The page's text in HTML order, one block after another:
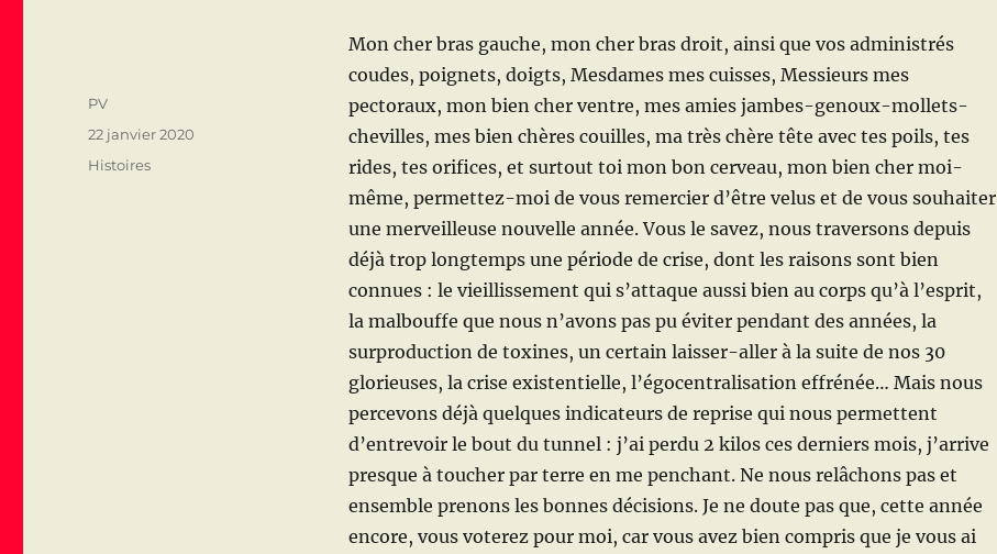
Mon cher bras gauche, mon cher bras droit, ainsi que vos administrés
coudes, poignets, doigts, Mesdames mes cuisses, Messieurs mes
pectoraux, mon bien cher ventre, mes amies jambes-genoux-mollets-
chevilles, mes bien chères couilles, ma très chère tête avec tes poils, tes
rides, tes orifices, et surtout toi mon bon cerveau, mon bien cher moi-
même, permettez-moi de vous remercier d’être velus et de vous souhaiter
une merveilleuse nouvelle année. Vous le savez, nous traversons depuis
déjà trop longtemps une période de crise, dont les raisons sont bien
connues : le vieillissement qui s’attaque aussi bien au corps qu’à l’esprit,
la malbouffe que nous n’avons pas pu éviter pendant des années, la
surproduction de toxines, un certain laisser-aller à la suite de nos 30
glorieuses, la crise existentielle, l’égocentralisation effrénée… Mais nous
percevons déjà quelques indicateurs de reprise qui nous permettent
d’entrevoir le bout du tunnel : j’ai perdu 2 kilos ces derniers mois, j’arrive
presque à toucher par terre en me penchant. Ne nous relâchons pas et
ensemble prenons les bonnes décisions. Je ne doute pas que, cette année
encore, vous voterez pour moi, car vous avez bien compris que je vous ai
Auteur
PV
Publié
22 janvier 2020
Catégories
Histoires